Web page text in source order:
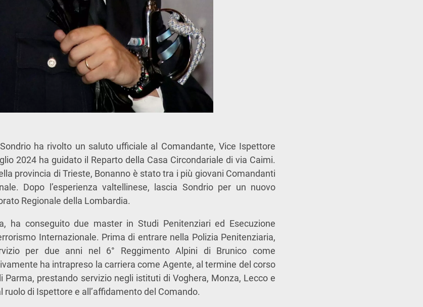
ha rivolto un saluto ufficiale al Comandante, Vice Ispettore
2024 ha guidato il Reparto della Casa Circondariale di via Caimi.
provincia di Trieste, Bonanno è stato tra i più giovani Comandanti
Dopo l’esperienza valtellinese, lascia Sondrio per un nuovo
Regionale della Lombardia.
ha conseguito due master in Studi Penitenziari ed Esecuzione
Internazionale. Prima di entrare nella Polizia Penitenziaria,
per due anni nel 6° Reggimento Alpini di Brunico come
ha intrapreso la carriera come Agente, al termine del corso
Parma, prestando servizio negli istituti di Voghera, Monza, Lecco e
ruolo di Ispettore e all’affidamento del Comando.